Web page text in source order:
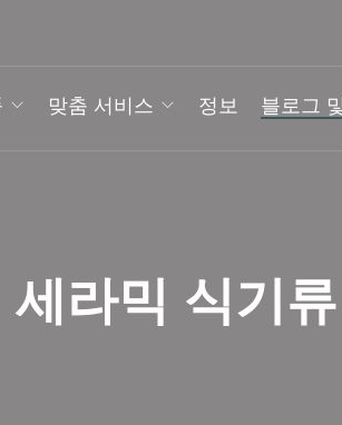
맞춤 서비스 정보 블로그
세라믹 식기